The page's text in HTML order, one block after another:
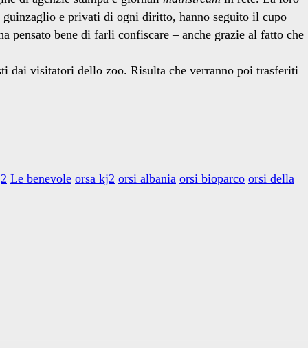
guinzaglio e privati di ogni diritto, hanno seguito il cupo
bene di farli confiscare – anche grazie al fatto che
dai visitatori dello zoo. Risulta che verranno poi trasferiti
Le benevole orsa kj2 orsi albania orsi bioparco orsi della